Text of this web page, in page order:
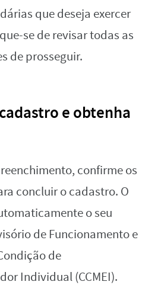
que deseja exercer
se de revisar todas as
de prosseguir.
e obtenha
confirme os
concluir o cadastro. O
o seu
de Funcionamento e
de
Individual (CCMEI).